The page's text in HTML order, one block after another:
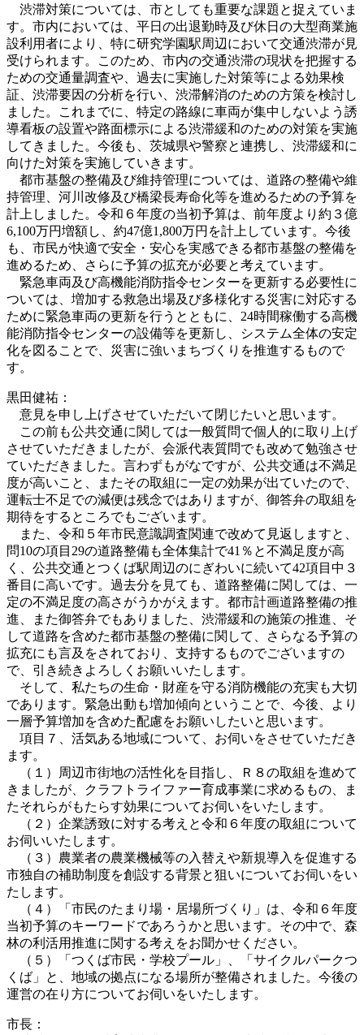
渋滞対策については、市としても重要な課題と捉えていま
す。市内においては、平日の出退勤時及び休日の大型商業施
設利用者により、特に研究学園駅周辺において交通渋滞が見
受けられます。このため、市内の交通渋滞の現状を把握する
ための交通量調査や、過去に実施した対策等による効果検
証、渋滞要因の分析を行い、渋滞解消のための方策を検討し
ました。これまでに、特定の路線に車両が集中しないよう誘
導看板の設置や路面標示による渋滞緩和のための対策を実施
してきました。今後も、茨城県や警察と連携し、渋滞緩和に
向けた対策を実施していきます。
都市基盤の整備及び維持管理については、道路の整備や維
持管理、河川改修及び橋梁長寿命化等を進めるための予算を
計上しました。令和６年度の当初予算は、前年度より約３億
6,100万円増額し、約47億1,800万円を計上しています。今後
も、市民が快適で安全・安心を実感できる都市基盤の整備を
進めるため、さらに予算の拡充が必要と考えています。
緊急車両及び高機能消防指令センターを更新する必要性に
ついては、増加する救急出場及び多様化する災害に対応する
ために緊急車両の更新を行うとともに、24時間稼働する高機
能消防指令センターの設備等を更新し、システム全体の安定
化を図ることで、災害に強いまちづくりを推進するもので
す。
黒田健祐：
意見を申し上げさせていただいて閉じたいと思います。
この前も公共交通に関しては一般質問で個人的に取り上げ
させていただきましたが、会派代表質問でも改めて勉強させ
ていただきました。言わずもがなですが、公共交通は不満足
度が高いこと、またその取組に一定の効果が出ていたので、
運転士不足での減便は残念ではありますが、御答弁の取組を
期待をするところでもございます。
また、令和５年市民意識調査関連で改めて見返しますと、
問10の項目29の道路整備も全体集計で41％と不満足度が高
く、公共交通とつくば駅周辺のにぎわいに続いて42項目中３
番目に高いです。過去分を見ても、道路整備に関しては、一
定の不満足度の高さがうかがえます。都市計画道路整備の推
進、また御答弁でもありました、渋滞緩和の施策の推進、そ
して道路を含めた都市基盤の整備に関して、さらなる予算の
拡充にも言及をされており、支持するものでございますの
で、引き続きよろしくお願いいたします。
そして、私たちの生命・財産を守る消防機能の充実も大切
であります。緊急出動も増加傾向ということで、今後、より
一層予算増加を含めた配慮をお願いしたいと思います。
項目７、活気ある地域について、お伺いをさせていただき
ます。
（１）周辺市街地の活性化を目指し、Ｒ８の取組を進めて
きましたが、クラフトライファー育成事業に求めるもの、ま
たそれらがもたらす効果についてお伺いをいたします。
（２）企業誘致に対する考えと令和６年度の取組について
お伺いいたします。
（３）農業者の農業機械等の入替えや新規導入を促進する
市独自の補助制度を創設する背景と狙いについてお伺いをい
たします。
（４）「市民のたまり場・居場所づくり」は、令和６年度
当初予算のキーワードであろうかと思います。その中で、森
林の利活用推進に関する考えをお聞かせください。
（５）「つくば市民・学校プール」、「サイクルパークつ
くば」と、地域の拠点になる場所が整備されました。今後の
運営の在り方についてお伺いをいたします。
市長：